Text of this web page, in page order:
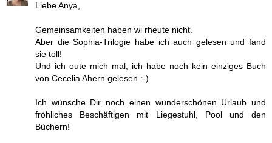
Liebe Anya,
Gemeinsamkeiten haben wi rheute nicht.
Aber die Sophia-Trilogie habe ich auch gelesen und fand
sie toll!
Und ich oute mich mal, ich habe noch kein einziges Buch
von Cecelia Ahern gelesen :-)
Ich wünsche Dir noch einen wunderschönen Urlaub und
fröhliches Beschäftigen mit Liegestuhl, Pool und den
Büchern!